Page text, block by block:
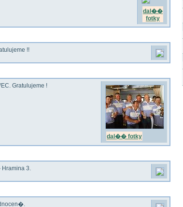
dal��
fotky
!!
Gratulujeme !
dal�� fotky
3.